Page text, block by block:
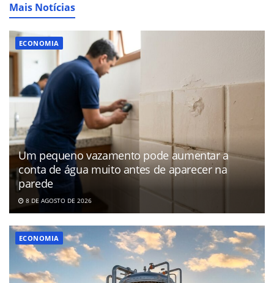
Mais Notícias
ECONOMIA
Um pequeno vazamento pode aumentar a
conta de água muito antes de aparecer na
parede
8 DE AGOSTO DE 2026
ECONOMIA